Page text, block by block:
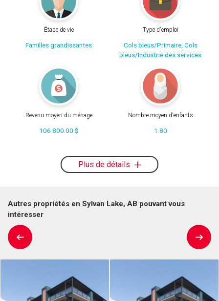
Étape de vie
Familles grandissantes
Type d'emploi
Cols bleus/Primaire, Cols
bleus/Industrie des services
Revenu moyen du ménage
106 800.00 $
Nombre moyen d'enfants
1.80
Plus de détails
Autres propriétés en Sylvan Lake, AB pouvant vous
intéresser